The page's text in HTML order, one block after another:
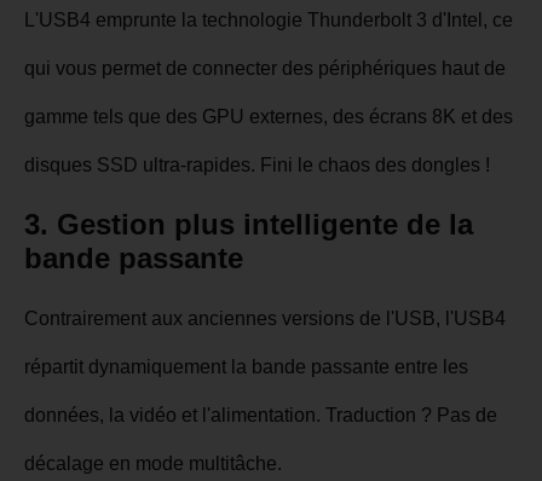
L'USB4 emprunte la technologie Thunderbolt 3 d'Intel, ce
qui vous permet de connecter des périphériques haut de
gamme tels que des GPU externes, des écrans 8K et des
disques SSD ultra-rapides. Fini le chaos des dongles !
3. Gestion plus intelligente de la
bande passante
Contrairement aux anciennes versions de l'USB, l'USB4
répartit dynamiquement la bande passante entre les
données, la vidéo et l'alimentation. Traduction ? Pas de
décalage en mode multitâche.